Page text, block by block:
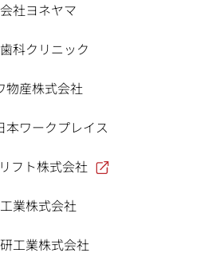
社ヨネヤマ
科クリニック
物産株式会社
本ワークプレイス
フト株式会社
業株式会社
工業株式会社